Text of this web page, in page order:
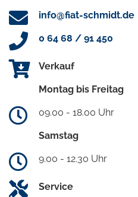
info@fiat-schmidt.de
0 64 68 / 91 450
Verkauf
Montag bis Freitag
09.00 - 18.00 Uhr
Samstag
9.00 - 12.30 Uhr
Service